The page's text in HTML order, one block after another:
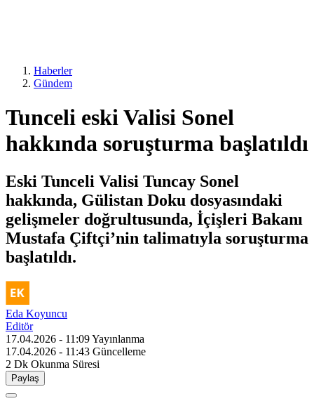
Haberler
Gündem
Tunceli eski Valisi Sonel
hakkında soruşturma başlatıldı
Eski Tunceli Valisi Tuncay Sonel
hakkında, Gülistan Doku dosyasındaki
gelişmeler doğrultusunda, İçişleri Bakanı
Mustafa Çiftçi’nin talimatıyla soruşturma
başlatıldı.
Eda Koyuncu
Editör
17.04.2026 - 11:09Yayınlanma
17.04.2026 - 11:43 Güncelleme
2 Dk Okunma Süresi
Paylaş